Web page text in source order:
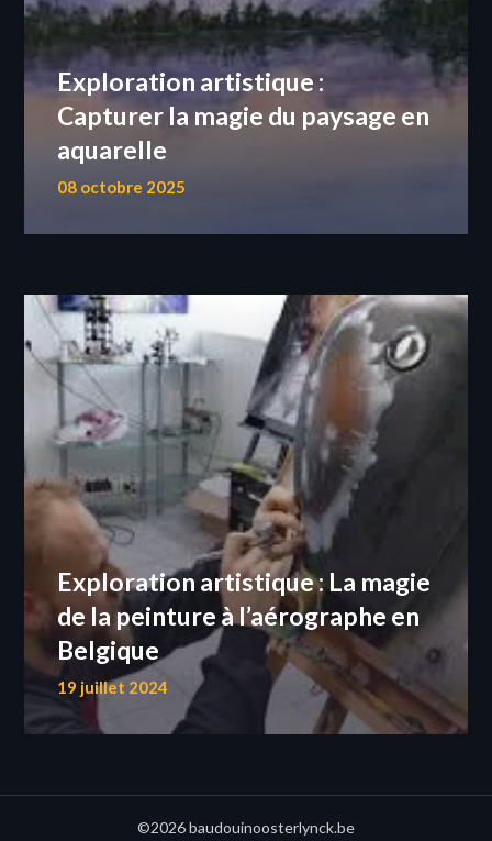
Exploration artistique :
Capturer la magie du paysage en
aquarelle
08 octobre 2025
Exploration artistique : La magie
de la peinture à l’aérographe en
Belgique
19 juillet 2024
©2026 baudouinoosterlynck.be